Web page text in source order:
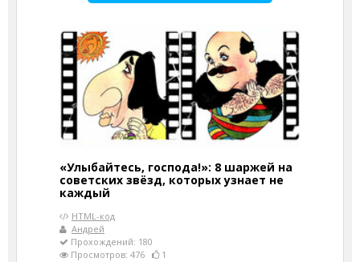
«Улыбайтесь, господа!»: 8 шаржей на
советских звёзд, которых узнает не
каждый
HTML-код
Андрей
Прохождений: 180
Просмотров: 476
1